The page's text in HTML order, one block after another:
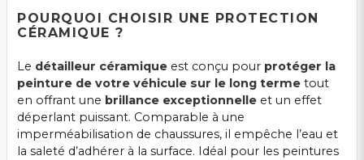
POURQUOI CHOISIR UNE PROTECTION
CÉRAMIQUE ?
Le détailleur céramique est conçu pour protéger la
peinture de votre véhicule sur le long terme tout
en offrant une brillance exceptionnelle et un effet
déperlant puissant. Comparable à une
imperméabilisation de chaussures, il empêche l’eau et
la saleté d’adhérer à la surface. Idéal pour les peintures